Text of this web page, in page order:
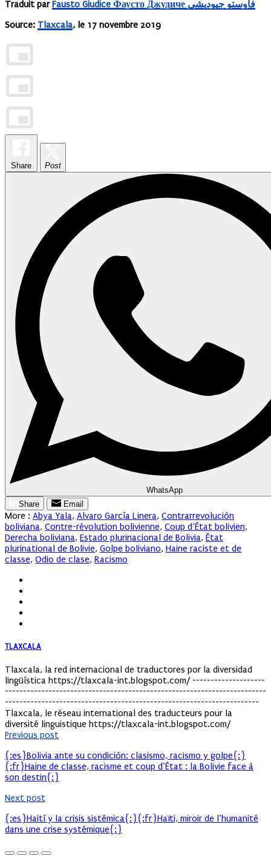
Traduit par
Fausto Giudice Фаусто Джудиче فاوستو جيوديشي
Source: Tlaxcala, le 17 novembre 2019
Share Post
WhatsApp
Share
Email
More : Abya Yala, Alvaro García Linera, Contrarrevolución
boliviana, Contre-révolution bolivienne, Coup d’État bolivien,
Derecha boliviana, Estado plurinacional de Bolivia, État
plurinational de Bolivie, Golpe boliviano, Haine raciste et de
classe, Odio de clase, Racismo
TLAXCALA
Tlaxcala, la red internacional de traductores por la diversidad
lingüística https://tlaxcala-int.blogspot.com/ --------------------
------------------------------------------------------------------------
----------------------------------------------------------------------
Tlaxcala, le réseau international des traducteurs pour la
diversité linguistique https://tlaxcala-int.blogspot.com/
Previous post
{:es}Bolivia ante su condición: clasismo, racismo y golpe{:}
{:fr}Haine de classe, racisme et coup d’État : la Bolivie face à
son destin{:}
Next post
{:es}Haití y la crisis sistémica{:}{:fr}Haïti, miroir de l’humanité
dans une crise systémique{:}